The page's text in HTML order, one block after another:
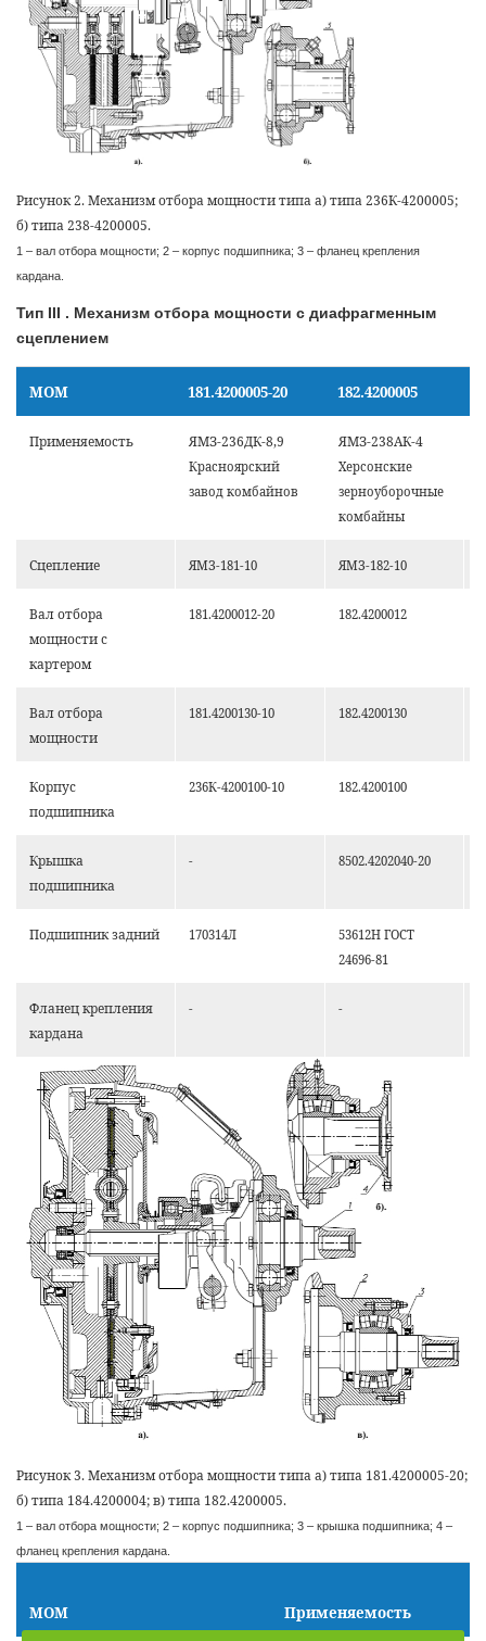
Рисунок 2. Механизм отбора мощности типа а) типа 236К-4200005;
б) типа 238-4200005.
1 – вал отбора мощности; 2 – корпус подшипника; 3 – фланец крепления
кардана.
Тип III . Механизм отбора мощности с диафрагменным
сцеплением
МОМ 181.4200005-20 182.4200005
Применяемость ЯМЗ-236ДК-8,9
Красноярский
завод комбайнов
ЯМЗ-238АК-4
Херсонские
зерноуборочные
комбайны
Сцепление ЯМЗ-181-10 ЯМЗ-182-10
Вал отбора
мощности с
картером
181.4200012-20 182.4200012
Вал отбора
мощности
181.4200130-10 182.4200130
Корпус
подшипника
236К-4200100-10 182.4200100
Крышка
подшипника
- 8502.4202040-20
Подшипник задний 170314Л
53612Н ГОСТ
24696-81
Фланец крепления
кардана
- -
Рисунок 3. Механизм отбора мощности типа а) типа 181.4200005-20;
б) типа 184.4200004; в) типа 182.4200005.
1 – вал отбора мощности; 2 – корпус подшипника; 3 – крышка подшипника; 4 –
фланец крепления кардана.
МОМ Применяемость